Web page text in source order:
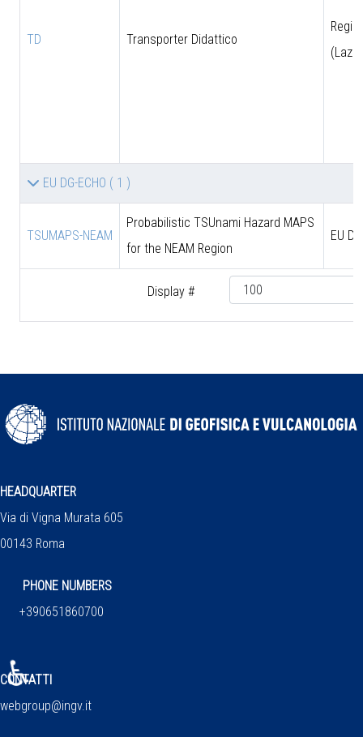
Display #
TD Transporter Didattico
EU DG-ECHO ( 1 )
TSUMAPS-NEAM
Probabilistic TSUnami Hazard MAPS
for the NEAM Region
EU
HEADQUARTER
Via di Vigna Murata 605
00143 Roma
PHONE NUMBERS
+390651860700
CONTATTI
webgroup@ingv.it